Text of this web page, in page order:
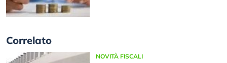
Correlato
NOVITÀ FISCALI